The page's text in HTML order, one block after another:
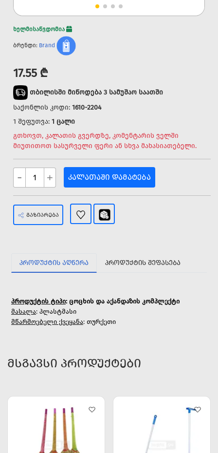
ხელმისაწვდომია
ბრენდი: Brand
17.55 ₾
თბილისში მიწოდება 3 სამუშაო საათში
საქონლის კოდი: 1610-2204
1 შეფუთვა: 1 ცალი
გთხოვთ, კალათის გვერდზე, კომენტარის ველში
მიუთითოთ სასურველი ფერი ან სხვა მახასიათებელი.
- + ᲙᲐᲚᲐᲗᲐᲨᲘ ᲓᲐᲛᲐᲢᲔᲑᲐ
ᲒᲐᲖᲘᲐᲠᲔᲑᲐ
ᲞᲠᲝᲓᲣᲥᲢᲘᲡ ᲐᲦᲬᲔᲠᲐ ᲞᲠᲝᲓᲣᲥᲢᲘᲡ ᲨᲔᲤᲐᲡᲔᲑᲐ
პროდუქტის ტიპი: ცოცხის და აქანდაზის კომპლექტი
მასალა: პლასტმასი
მწარმოებელი ქვეყანა: თურქეთი
ᲛᲡᲒᲐᲕᲡᲘ ᲞᲠᲝᲓᲣᲥᲢᲔᲑᲘ